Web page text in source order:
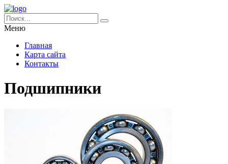
Меню
Главная
Карта сайта
Контакты
Подшипники